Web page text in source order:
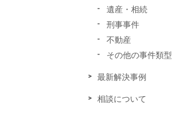
遺産・相続
刑事事件
不動産
その他の事件類型
最新解決事例
相談について